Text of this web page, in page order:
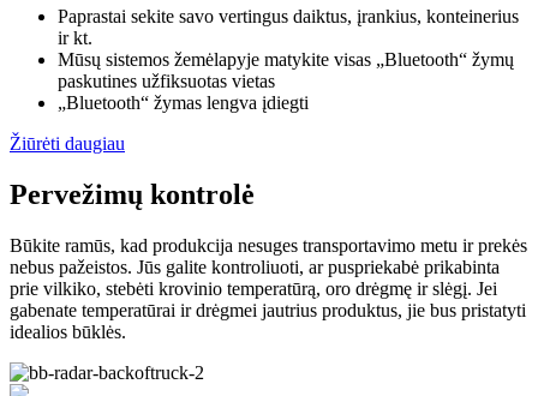
Paprastai sekite savo vertingus daiktus, įrankius, konteinerius
ir kt.
Mūsų sistemos žemėlapyje matykite visas „Bluetooth“ žymų
paskutines užfiksuotas vietas
„Bluetooth“ žymas lengva įdiegti
Žiūrėti daugiau
Pervežimų kontrolė
Būkite ramūs, kad produkcija nesuges transportavimo metu ir prekės
nebus pažeistos. Jūs galite kontroliuoti, ar puspriekabė prikabinta
prie vilkiko, stebėti krovinio temperatūrą, oro drėgmę ir slėgį. Jei
gabenate temperatūrai ir drėgmei jautrius produktus, jie bus pristatyti
idealios būklės.